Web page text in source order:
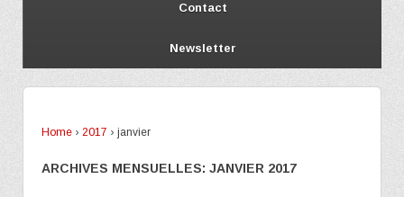
Contact
Newsletter
Home › 2017 › janvier
ARCHIVES MENSUELLES: JANVIER 2017